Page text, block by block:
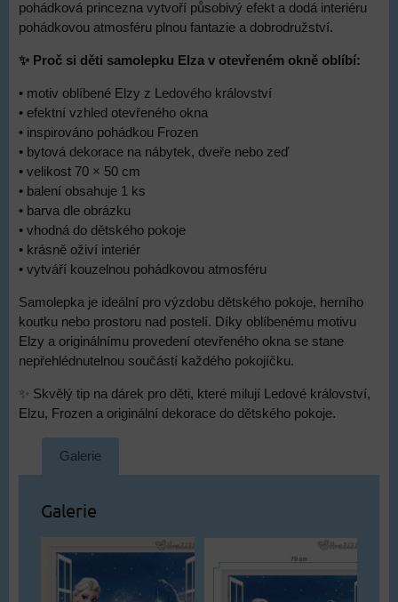
pohádková princezna vytvoří působivý efekt a dodá interiéru
pohádkovou atmosféru plnou fantazie a dobrodružství.
✨ Proč si děti samolepku Elza v otevřeném okně oblíbí:
• motiv oblíbené Elzy z Ledového království
• efektní vzhled otevřeného okna
• inspirováno pohádkou Frozen
• bytová dekorace na nábytek, dveře nebo zeď
• velikost 70 × 50 cm
• balení obsahuje 1 ks
• barva dle obrázku
• vhodná do dětského pokoje
• krásně oživí interiér
• vytváří kouzelnou pohádkovou atmosféru
Samolepka je ideální pro výzdobu dětského pokoje, herního
koutku nebo prostoru nad postelí. Díky oblíbenému motivu
Elzy a originálnímu provedení otevřeného okna se stane
nepřehlédnutelnou součástí každého pokojíčku.
✨ Skvělý tip na dárek pro děti, které milují Ledové království,
Elzu, Frozen a originální dekorace do dětského pokoje.
Galerie
Galerie